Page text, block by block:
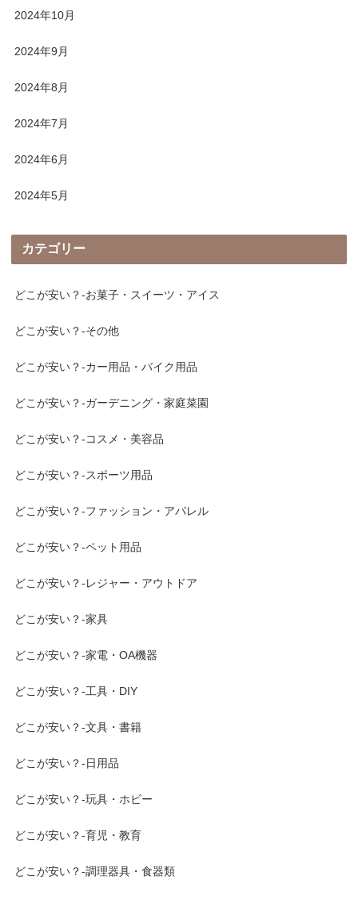
2024年10月
2024年9月
2024年8月
2024年7月
2024年6月
2024年5月
カテゴリー
どこが安い？-お菓子・スイーツ・アイス
どこが安い？-その他
どこが安い？-カー用品・バイク用品
どこが安い？-ガーデニング・家庭菜園
どこが安い？-コスメ・美容品
どこが安い？-スポーツ用品
どこが安い？-ファッション・アパレル
どこが安い？-ペット用品
どこが安い？-レジャー・アウトドア
どこが安い？-家具
どこが安い？-家電・OA機器
どこが安い？-工具・DIY
どこが安い？-文具・書籍
どこが安い？-日用品
どこが安い？-玩具・ホビー
どこが安い？-育児・教育
どこが安い？-調理器具・食器類